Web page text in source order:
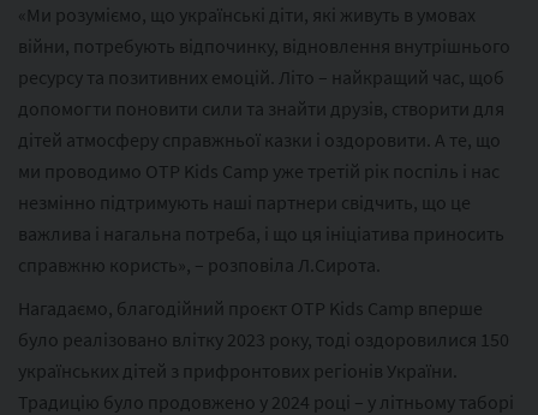
«Ми розуміємо, що українські діти, які живуть в умовах
війни, потребують відпочинку, відновлення внутрішнього
ресурсу та позитивних емоцій. Літо – найкращий час, щоб
допомогти поновити сили та знайти друзів, створити для
дітей атмосферу справжньої казки і оздоровити. А те, що
ми проводимо OTP Kids Camp уже третій рік поспіль і нас
незмінно підтримують наші партнери свідчить, що це
важлива і нагальна потреба, і що ця ініціатива приносить
справжню користь», – розповіла Л.Сирота.
Нагадаємо, благодійний проєкт OTP Kids Camp вперше
було реалізовано влітку 2023 року, тоді оздоровилися 150
українських дітей з прифронтових регіонів України.
Традицію було продовжено у 2024 році – у літньому таборі